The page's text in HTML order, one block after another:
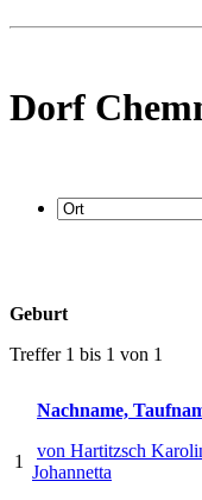
Dorf
Geburt
Treffer 1 bis 1 von 1
Nachname,
1
von Hartitzsch
Johannetta